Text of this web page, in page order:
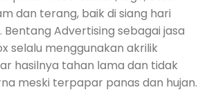
dan terang, baik di siang hari
Advertising sebagai jasa
selalu menggunakan akrilik
hasilnya tahan lama dan tidak
meski terpapar panas dan hujan.